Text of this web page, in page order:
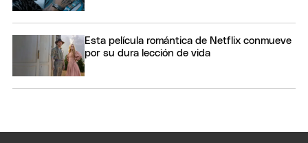
Esta película romántica de Netflix conmueve
por su dura lección de vida